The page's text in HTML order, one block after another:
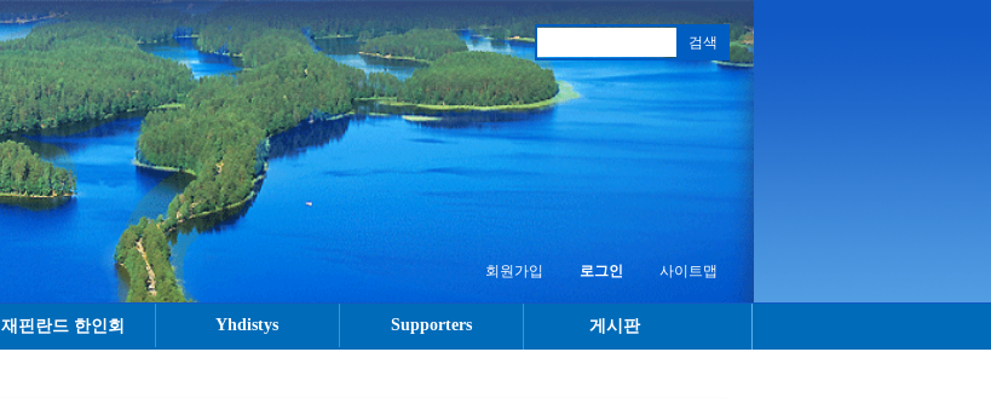
회원가입 로그인 사이트맵
재핀란드 한인회 Yhdistys Supporters 게시판